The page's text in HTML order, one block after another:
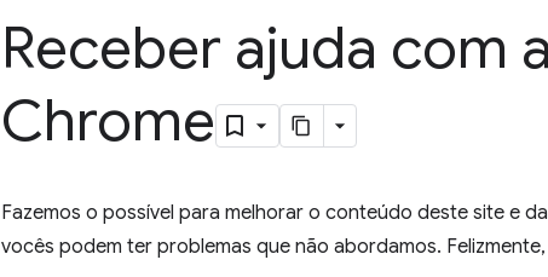
Receber ajuda com
Chrome
Fazemos o possível para melhorar o conteúdo deste site e da
vocês podem ter problemas que não abordamos.